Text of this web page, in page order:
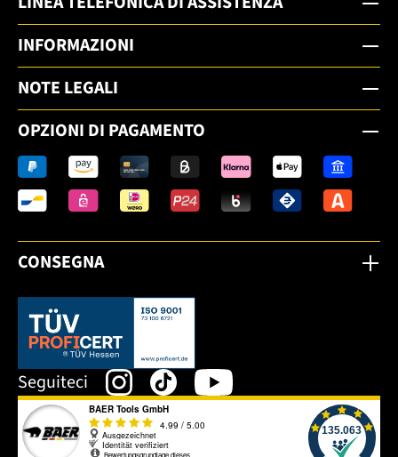
INFORMAZIONI
NOTE LEGALI
OPZIONI DI PAGAMENTO
CONSEGNA
Dieser Link öffnet sich in einem neuen Tab.
Seguiteci